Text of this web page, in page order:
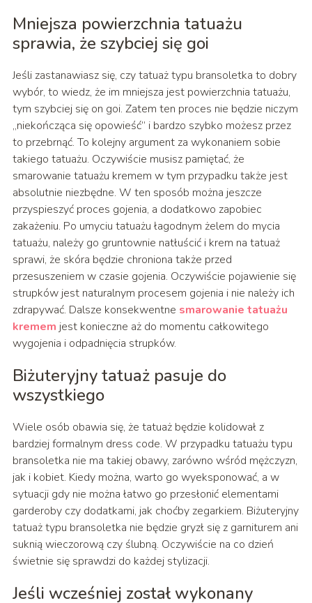
Mniejsza powierzchnia tatuażu
sprawia, że szybciej się goi
Jeśli zastanawiasz się, czy tatuaż typu bransoletka to dobry
wybór, to wiedz, że im mniejsza jest powierzchnia tatuażu,
tym szybciej się on goi. Zatem ten proces nie będzie niczym
„niekończąca się opowieść” i bardzo szybko możesz przez
to przebrnąć. To kolejny argument za wykonaniem sobie
takiego tatuażu. Oczywiście musisz pamiętać, że
smarowanie tatuażu kremem w tym przypadku także jest
absolutnie niezbędne. W ten sposób można jeszcze
przyspieszyć proces gojenia, a dodatkowo zapobiec
zakażeniu. Po umyciu tatuażu łagodnym żelem do mycia
tatuażu, należy go gruntownie natłuścić i krem na tatuaż
sprawi, że skóra będzie chroniona także przed
przesuszeniem w czasie gojenia. Oczywiście pojawienie się
strupków jest naturalnym procesem gojenia i nie należy ich
zdrapywać. Dalsze konsekwentne smarowanie tatuażu
kremem jest konieczne aż do momentu całkowitego
wygojenia i odpadnięcia strupków.
Biżuteryjny tatuaż pasuje do
wszystkiego
Wiele osób obawia się, że tatuaż będzie kolidował z
bardziej formalnym dress code. W przypadku tatuażu typu
bransoletka nie ma takiej obawy, zarówno wśród mężczyzn,
jak i kobiet. Kiedy można, warto go wyeksponować, a w
sytuacji gdy nie można łatwo go przesłonić elementami
garderoby czy dodatkami, jak choćby zegarkiem. Biżuteryjny
tatuaż typu bransoletka nie będzie gryzł się z garniturem ani
suknią wieczorową czy ślubną. Oczywiście na co dzień
świetnie się sprawdzi do każdej stylizacji.
Jeśli wcześniej został wykonany